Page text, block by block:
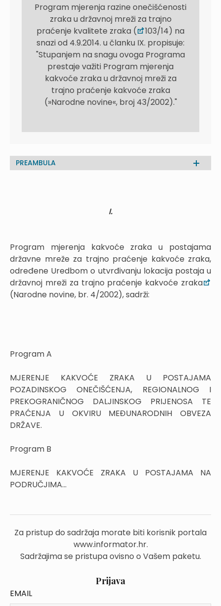
Program mjerenja razine onečišćenosti
zraka u državnoj mreži za trajno
praćenje kvalitete zraka (
103/14) na
snazi od 4.9.2014. u članku IX. propisuje:
"Stupanjem na snagu ovoga Programa
prestaje važiti Program mjerenja
kakvoće zraka u državnoj mreži za
trajno praćenje kakvoće zraka
(»Narodne novine«, broj 43/2002)."
PREAMBULA
I.
Program mjerenja kakvoće zraka u postajama
državne mreže za trajno praćenje kakvoće zraka,
određene Uredbom o utvrđivanju lokacija postaja u
državnoj mreži za trajno praćenje kakvoće zraka
(Narodne novine, br. 4/2002), sadrži:
Program A
MJERENJE KAKVOĆE ZRAKA U POSTAJAMA
POZADINSKOG ONEČIŠĆENJA, REGIONALNOG I
PREKOGRANIČNOG DALJINSKOG PRIJENOSA TE
PRAĆENJA U OKVIRU MEĐUNARODNIH OBVEZA
DRŽAVE.
Program B
MJERENJE KAKVOĆE ZRAKA U POSTAJAMA NA
PODRUČJIMA...
Za pristup do sadržaja morate biti korisnik portala
www.informator.hr.
Sadržajima se pristupa ovisno o Vašem paketu.
Prijava
EMAIL